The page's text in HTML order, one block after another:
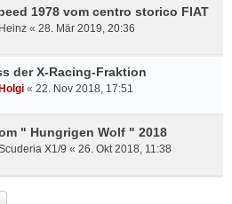
1978 vom centro storico FIAT
Heinz « 28. Mär 2019, 20:36
der X-Racing-Fraktion
Holgi « 22. Nov 2018, 17:51
" Hungrigen Wolf " 2018
X1/9 « 26. Okt 2018, 11:38